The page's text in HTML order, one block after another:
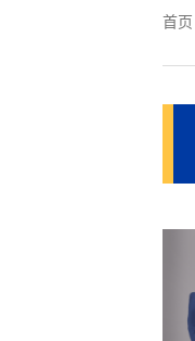
首页